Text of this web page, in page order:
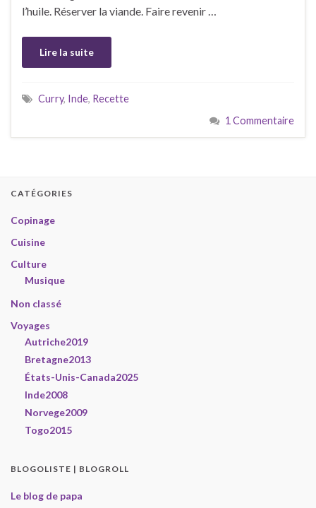
l’huile. Réserver la viande. Faire revenir …
Lire la suite
Curry, Inde, Recette
1 Commentaire
CATÉGORIES
Copinage
Cuisine
Culture
Musique
Non classé
Voyages
Autriche2019
Bretagne2013
États-Unis-Canada2025
Inde2008
Norvege2009
Togo2015
BLOGOLISTE | BLOGROLL
Le blog de papa